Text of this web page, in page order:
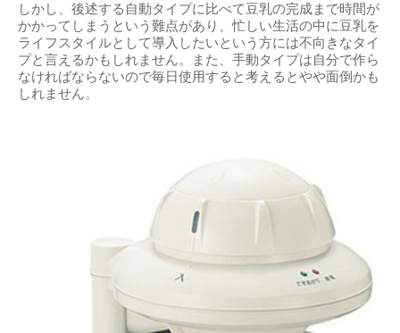
しかし、後述する自動タイプに比べて豆乳の完成まで時間が
かかってしまうという難点があり、忙しい生活の中に豆乳を
ライフスタイルとして導入したいという方には不向きなタイ
プと言えるかもしれません。また、手動タイプは自分で作ら
なければならないので毎日使用すると考えるとやや面倒かも
しれません。